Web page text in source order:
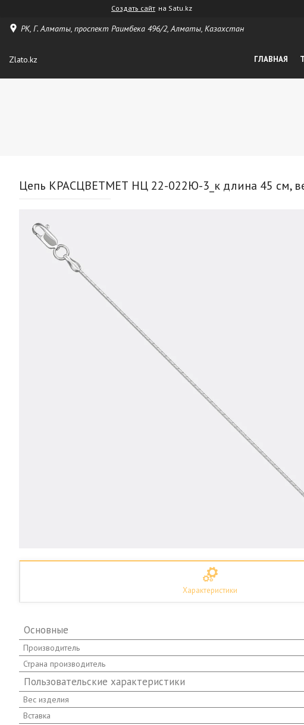
Создать сайт на Satu.kz
РК, Г. Алматы, проспект Раимбека 496/2, Алматы, Казахстан
Zlato.kz ГЛАВНАЯ
Цепь КРАСЦВЕТМЕТ НЦ 22-022Ю-3_к длина 45 см,
Характеристики
Основные
Производитель
Страна производитель
Пользовательские характеристики
Вес изделия
Вставка